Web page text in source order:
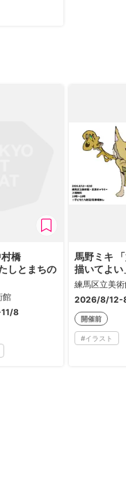
村橋
しとまちの
館
8
馬野ミキ
描いてよい
練馬区立美
2026/8/12-
開催前
#イラスト